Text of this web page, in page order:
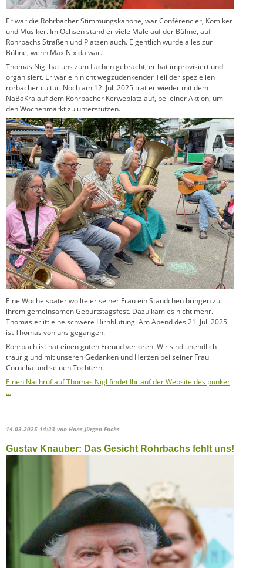
Er war die Rohrbacher Stimmungskanone, war Conférencier, Komiker
und Musiker. Im Ochsen stand er viele Male auf der Bühne, auf
Rohrbachs Straßen und Plätzen auch. Eigentlich wurde alles zur
Bühne, wenn Max Nix da war.
Thomas Nigl hat uns zum Lachen gebracht, er hat improvisiert und
organisiert. Er war ein nicht wegzudenkender Teil der speziellen
rorbacher cultur. Noch am 12. Juli 2025 trat er wieder mit dem
NaBaKra auf dem Rohrbacher Kerweplatz auf, bei einer Aktion, um
den Wochenmarkt zu unterstützen.
Eine Woche später wollte er seiner Frau ein Ständchen bringen zu
ihrem gemeinsamen Geburtstagsfest. Dazu kam es nicht mehr.
Thomas erlitt eine schwere Hirnblutung. Am Abend des 21. Juli 2025
ist Thomas von uns gegangen.
Rohrbach ist hat einen guten Freund verloren. Wir sind unendlich
traurig und mit unseren Gedanken und Herzen bei seiner Frau
Cornelia und seinen Töchtern.
Einen Nachruf auf Thomas Nigl findet Ihr auf der Website des punker
…
14.03.2025 14:23 von Hans-Jürgen Fuchs
Gustav Knauber: Das Gesicht Rohrbachs fehlt uns!